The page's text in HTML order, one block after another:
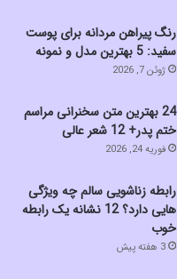
رنگ پیراهن مردانه برای پوست
سفید: 5 بهترین مدل و نمونه
ژوئن 7, 2026
24 بهترین متن سخنرانی مراسم
ختم پدر+ 12 شعر عالی
فوریه 24, 2026
رابطه زناشویی سالم چه ویژگی
هایی دارد؟ 12 نشانه یک رابطه
خوب
3 هفته پیش